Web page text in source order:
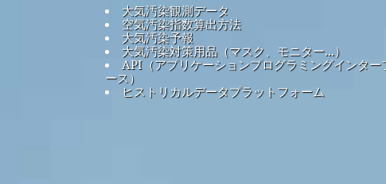
大気汚染観測データ
空気汚染指数算出方法
大気汚染予報
大気汚染対策用品（マスク、モニター...）
API（アプリケーションプログラミングインター
ース）
ヒストリカルデータプラットフォーム